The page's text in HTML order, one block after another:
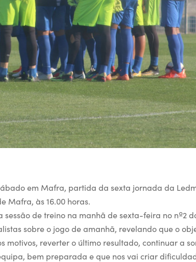
em Mafra, partida da sexta jornada da
Mafra, às 16.00 horas.
de treino na manhã de sexta-feira no nº2
sobre o jogo de amanhã, revelando que o
motivos, reverter o último resultado, continuar a
bem preparada e que nos vai criar